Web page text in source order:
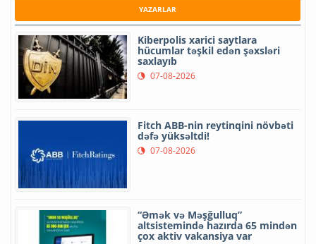
YAZARLAR
Kiberpolis xarici saytlara
hücumlar təşkil edən şəxsləri
saxlayıb
07-08-2026
Fitch ABB-nin reytinqini növbəti
dəfə yüksəltdi!
07-08-2026
“Əmək və Məşğulluq”
altsistemində hazırda 65 mindən
çox aktiv vakansiya var